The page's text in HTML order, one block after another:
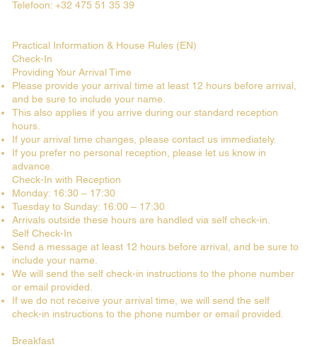
Telefoon: +32 475 51 35 39
Practical Information & House Rules (EN)
Check-In
Providing Your Arrival Time
Please provide your arrival time at least 12 hours before arrival,
and be sure to include your name.
This also applies if you arrive during our standard reception
hours.
If your arrival time changes, please contact us immediately.
If you prefer no personal reception, please let us know in
advance.
Check-In with Reception
Monday: 16:30 – 17:30
Tuesday to Sunday: 16:00 – 17:30
Arrivals outside these hours are handled via self check-in.
Self Check-In
Send a message at least 12 hours before arrival, and be sure to
include your name.
We will send the self check-in instructions to the phone number
or email provided.
If we do not receive your arrival time, we will send the self
check-in instructions to the phone number or email provided.
Breakfast